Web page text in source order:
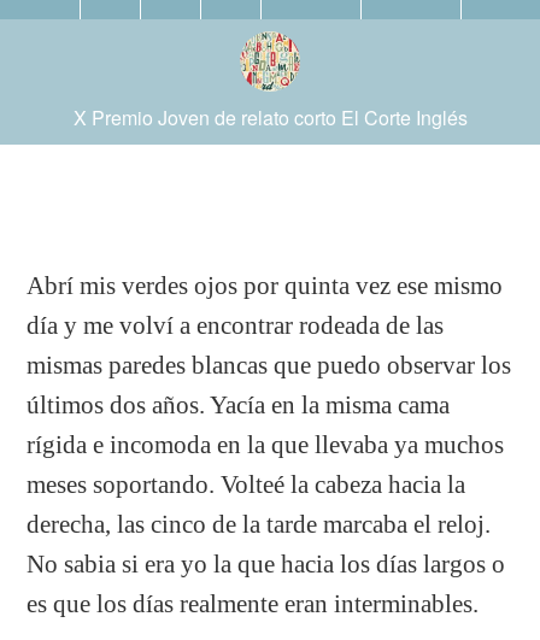
X Premio Joven de relato corto El Corte Inglés
Abrí mis verdes ojos por quinta vez ese mismo
día y me volví a encontrar rodeada de las
mismas paredes blancas que puedo observar los
últimos dos años. Yacía en la misma cama
rígida e incomoda en la que llevaba ya muchos
meses soportando. Volteé la cabeza hacia la
derecha, las cinco de la tarde marcaba el reloj.
No sabia si era yo la que hacia los días largos o
es que los días realmente eran interminables.